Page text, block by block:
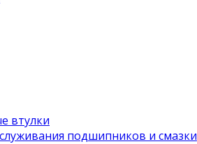
втулки
подшипников и смазки